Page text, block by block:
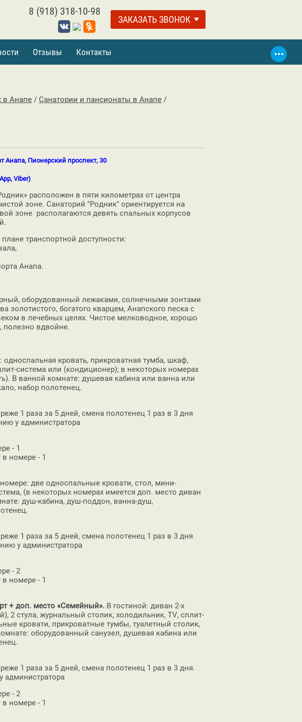
8 (918) 318-10-98
ЗАКАЗАТЬ ЗВОНОК
Отзывы Контакты
в Анапе / Санатории и пансионаты в Анапе /
Анапа, Пионерский проспект, 30
Viber)
расположен в пяти километрах от центра
зоне. Санаторий "Родник" ориентируется на
зоне располагаются девять спальных корпусов
транспортной доступности:
Анапа.
оборудованный лежаками, солнечными зонтами
золотистого, богатого кварцем, Анапского песка с
в лечебных целях. Чистое мелководное, хорошо
полезно вдвойне.
односпальная кровать, прикроватная тумба, шкаф,
система или (кондиционер); в некоторых номерах
В ванной комнате: душевая кабина или ванна или
набор полотенец.
1 раза за 5 дней, смена полотенец 1 раз в 3 дня
у администратора
- 1
номере - 1
две односпальные кровати, стол, мини-
(в некоторых номерах имеется доп. место диван
душ-кабина, душ-поддон, ванна-душ,
1 раза за 5 дней, смена полотенец 1 раз в 3 дня
у администратора
- 2
номере - 1
+ доп. место «Семейный». В гостиной: диван 2-х
2 стула, журнальный столик, холодильник, TV, сплит-
кровати, прикроватные тумбы, туалетный столик,
оборудованный санузел, душевая кабина или
1 раза за 5 дней, смена полотенец 1 раз в 3 дня.
администратора
- 2
номере - 1